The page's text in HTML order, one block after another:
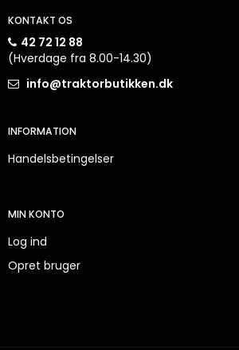
KONTAKT OS
42 72 12 88
(Hverdage fra 8.00-14.30)
info@traktorbutikken.dk
INFORMATION
Handelsbetingelser
MIN KONTO
Log ind
Opret bruger